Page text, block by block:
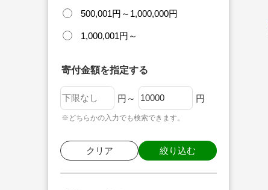
500,001円～1,000,000円
1,000,001円～
寄付金額を指定する
円～ 円
※どちらかの入力でも検索できます。
クリア 絞り込む